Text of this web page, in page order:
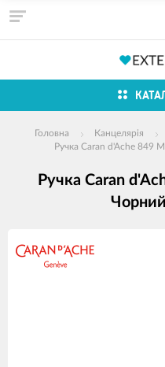
Головна Канцелярія
Ручка Caran d'Ache 849
Ручка Caran
зображення
продуктів